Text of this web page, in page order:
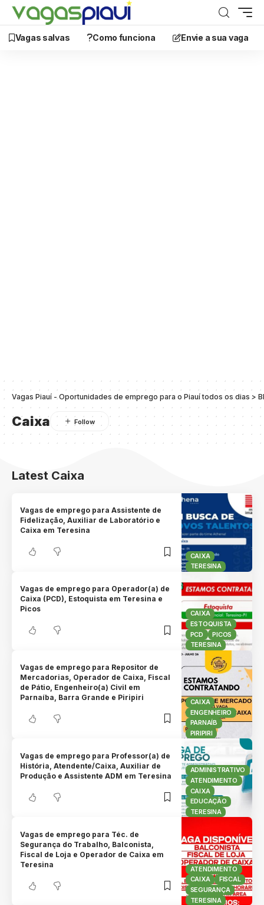
Vagas salvas Como funciona Envie a sua vaga
Vagas Piauí - Oportunidades de emprego para o Piauí todos os dias >
Caixa
Latest Caixa
CAIXA
TERESINA
Vagas de emprego para Assistente de
Fidelização, Auxiliar de Laboratório e
Caixa em Teresina
CAIXA
ESTOQUISTA
PCD
PICOS
TERESINA
Vagas de emprego para Operador(a) de
Caixa (PCD), Estoquista em Teresina e
Picos
CAIXA
ENGENHEIRO
PARNAÍB
PIRIPIRI
Vagas de emprego para Repositor de
Mercadorias, Operador de Caixa, Fiscal
de Pátio, Engenheiro(a) Civil em
Parnaíba, Barra Grande e Piripiri
ADMINISTRATIVO
ATENDIMENTO
CAIXA
EDUCAÇÃO
TERESINA
Vagas de emprego para Professor(a) de
História, Atendente/Caixa, Auxiliar de
Produção e Assistente ADM em Teresina
ATENDIMENTO
CAIXA
FISCAL
SEGURANÇA
TERESINA
Vagas de emprego para Téc. de
Segurança do Trabalho, Balconista,
Fiscal de Loja e Operador de Caixa em
Teresina